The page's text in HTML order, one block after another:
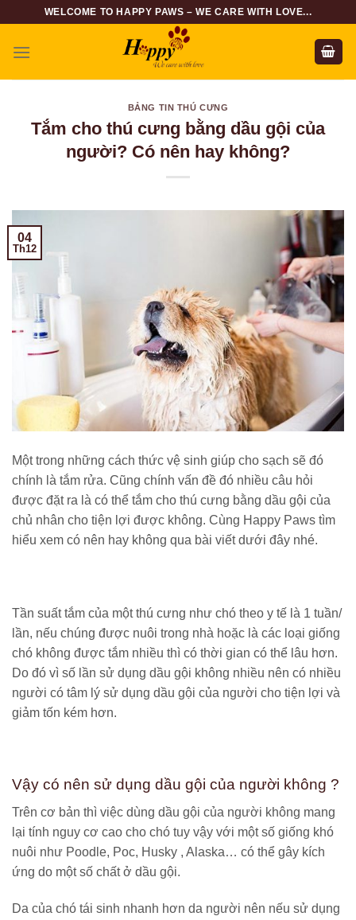
content
WELCOME TO HAPPY PAWS – WE CARE WITH LOVE...
BẢNG TIN THÚ CƯNG
Tắm cho thú cưng bằng dầu gội của
người? Có nên hay không?
04
Th12
Một trong những cách thức vệ sinh giúp cho sạch sẽ đó
chính là tắm rửa. Cũng chính vấn đề đó nhiều câu hỏi
được đặt ra là có thể tắm cho thú cưng bằng dầu gội của
chủ nhân cho tiện lợi được không. Cùng Happy Paws tìm
hiểu xem có nên hay không qua bài viết dưới đây nhé.
Tần suất tắm của một thú cưng như chó theo y tế là 1 tuần/
lần, nếu chúng được nuôi trong nhà hoặc là các loại giống
chó không được tắm nhiều thì có thời gian có thể lâu hơn.
Do đó vì số lần sử dụng dầu gội không nhiều nên có nhiều
người có tâm lý sử dụng dầu gội của người cho tiện lợi và
giảm tốn kém hơn.
Vậy có nên sử dụng dầu gội của người không ?
Trên cơ bản thì việc dùng dầu gội của người không mang
lại tính nguy cơ cao cho chó tuy vậy với một số giống khó
nuôi như Poodle, Poc, Husky , Alaska… có thể gây kích
ứng do một số chất ở dầu gội.
Da của chó tái sinh nhanh hơn da người nên nếu sử dụng